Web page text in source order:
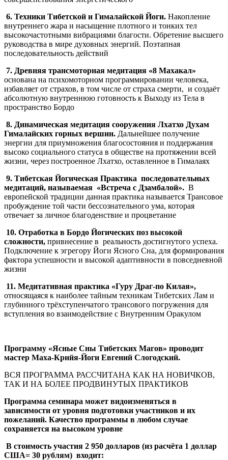
6. Техники Тибетской и Гималайской Йоги. Накопление
внутреннего жара и насыщение плотного и тонких тел
высокочастотными вибрациями благости. Обретение высшего
руководства в мире духовных энергий. Поэтапная
последовательность действий
7. Древняя трансмоторная медитация «8 Махакал»
основана на психомоторном программировании человека,
избавляет от страхов, в том числе от страха смерти, и создаёт
абсолютную внутреннюю готовность к Выходу из Тела в
пространство Бордо
8. Динамическая медитация сооружения Лхатхо Духам
Гималайских горных вершин. Дальнейшее получение
энергии для приумножения благосостояния и поддержания
высоко социального статуса в обществе на протяжении всей
жизни, через построенное Лхатхо, оставленное в Гималаях
9. Тибетская Йогическая Практика последовательных
медитаций, называемая «Встреча с Дзамбалой». В
европейской традиции данная практика называется Трансовое
пробуждение той части бессознательного ума, которая
отвечает за личное благоденствие и процветание
10. Отработка в Бордо Йогических поз высокой
сложности, привнесение в реальность достигнутого успеха.
Подключение к эгрегору Йоги Ясного Сна, для формирования
фактора успешности и высокой адаптивности в повседневной
жизни
11. Медитативная практика «Гуру Драг-по Килая»,
относящаяся к наиболее тайным техникам Тибетских Лам и
глубинного трёхступенчатого трансового погружения для
вступления во взаимодействие с Внутренним Оракулом
Программу «Ясные Сны Тибетских Магов» проводит
мастер Маха-Крийя-Йоги Евгений Слогодский.
ВСЯ ПРОГРАММА РАССЧИТАНА КАК НА НОВИЧКОВ,
ТАК И НА БОЛЕЕ ПРОДВИНУТЫХ ПРАКТИКОВ
Программа семинара может видоизменяться в
зависимости от уровня подготовки участников и их
пожеланий. Качество программы в любом случае
сохраняется на высоком уровне
В стоимость участия 2 950 долларов (из расчёта 1 доллар
США= 30 рублям) входит: